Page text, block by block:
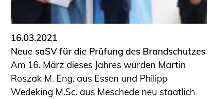
16.03.2021
Neue saSV für die Prüfung des Brandschutzes
Am 16. März dieses Jahres wurden Martin
Roszak M. Eng. aus Essen und Philipp
Wedeking M.Sc. aus Meschede neu staatlich